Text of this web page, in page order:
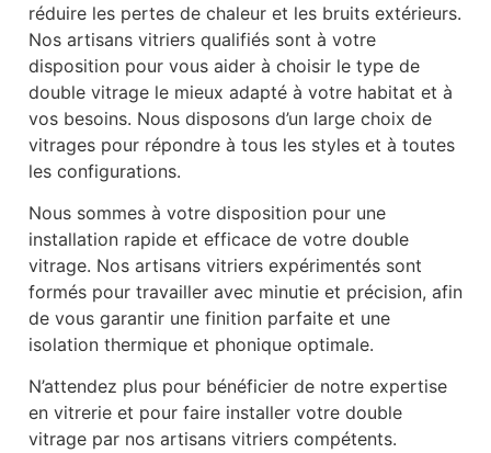
réduire les pertes de chaleur et les bruits extérieurs.
Nos artisans vitriers qualifiés sont à votre
disposition pour vous aider à choisir le type de
double vitrage le mieux adapté à votre habitat et à
vos besoins. Nous disposons d’un large choix de
vitrages pour répondre à tous les styles et à toutes
les configurations.
Nous sommes à votre disposition pour une
installation rapide et efficace de votre double
vitrage. Nos artisans vitriers expérimentés sont
formés pour travailler avec minutie et précision, afin
de vous garantir une finition parfaite et une
isolation thermique et phonique optimale.
N’attendez plus pour bénéficier de notre expertise
en vitrerie et pour faire installer votre double
vitrage par nos artisans vitriers compétents.